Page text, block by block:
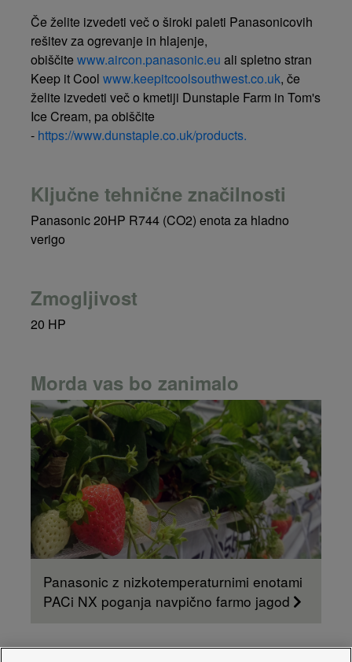
Če želite izvedeti več o široki paleti Panasonicovih
rešitev za ogrevanje in hlajenje,
obiščite www.aircon.panasonic.eu ali spletno stran
Keep it Cool www.keepitcoolsouthwest.co.uk, če
želite izvedeti več o kmetiji Dunstaple Farm in Tom's
Ice Cream, pa obiščite
- https://www.dunstaple.co.uk/products.
Ključne tehnične značilnosti
Panasonic 20HP R744 (CO2) enota za hladno
verigo
Zmogljivost
20 HP
Morda vas bo zanimalo
Panasonic z nizkotemperaturnimi enotami
PACi NX poganja navpično farmo jagod